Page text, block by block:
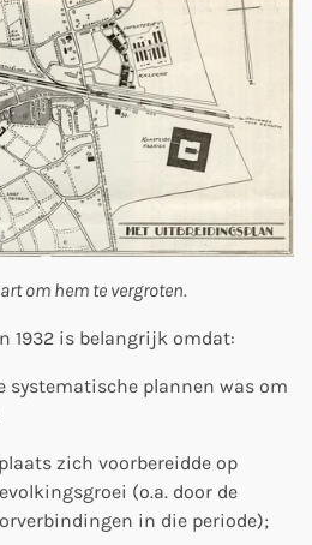
om hem te vergroten.
1932 is belangrijk omdat:
systematische plannen was om
zich voorbereidde op
(o.a. door de
in die periode);